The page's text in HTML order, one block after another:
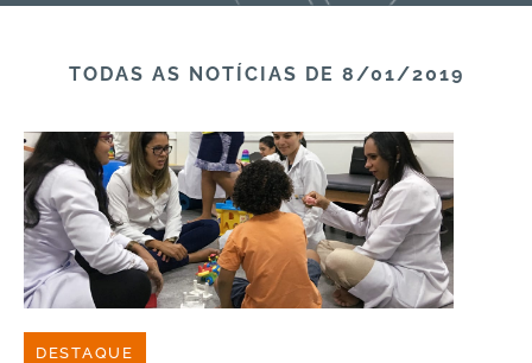
TODAS AS NOTÍCIAS​ DE 8/01/2019
DESTAQUE